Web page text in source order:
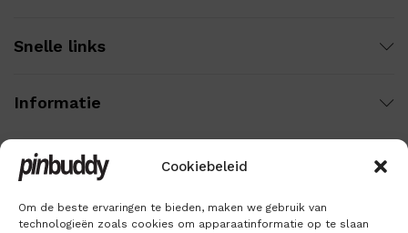
Cookiebeleid
Om de beste ervaringen te bieden, maken we gebruik van
technologieën zoals cookies om apparaatinformatie op te slaan
Snelle links
Informatie